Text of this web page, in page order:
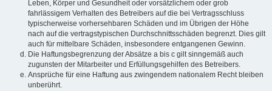
Leben, Körper und Gesundheit oder vorsätzlichem oder grob
fahrlässigem Verhalten des Betreibers auf die bei Vertragsschluss
typischerweise vorhersehbaren Schäden und im Übrigen der Höhe
nach auf die vertragstypischen Durchschnittsschäden begrenzt. Dies gilt
auch für mittelbare Schäden, insbesondere entgangenen Gewinn.
Die Haftungsbegrenzung der Absätze a bis c gilt sinngemäß auch
zugunsten der Mitarbeiter und Erfüllungsgehilfen des Betreibers.
Ansprüche für eine Haftung aus zwingendem nationalem Recht bleiben
unberührt.